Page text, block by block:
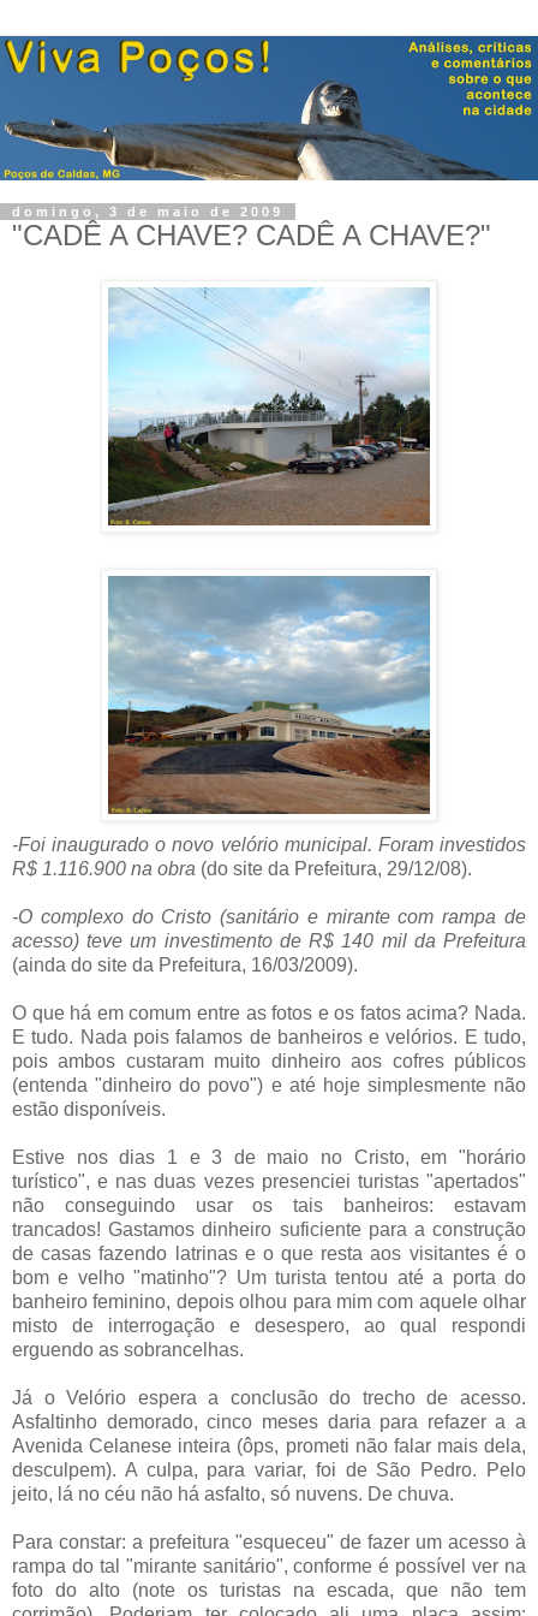
domingo, 3 de maio de 2009
"CADÊ A CHAVE? CADÊ A CHAVE?"
-Foi inaugurado o novo velório municipal. Foram investidos
R$ 1.116.900 na obra (do site da Prefeitura, 29/12/08).
-O complexo do Cristo (sanitário e mirante com rampa de
acesso) teve um investimento de R$ 140 mil da Prefeitura
(ainda do site da Prefeitura, 16/03/2009).
O que há em comum entre as fotos e os fatos acima? Nada.
E tudo. Nada pois falamos de banheiros e velórios. E tudo,
pois ambos custaram muito dinheiro aos cofres públicos
(entenda "dinheiro do povo") e até hoje simplesmente não
estão disponíveis.
Estive nos dias 1 e 3 de maio no Cristo, em "horário
turístico", e nas duas vezes presenciei turistas "apertados"
não conseguindo usar os tais banheiros: estavam
trancados! Gastamos dinheiro suficiente para a construção
de casas fazendo latrinas e o que resta aos visitantes é o
bom e velho "matinho"? Um turista tentou até a porta do
banheiro feminino, depois olhou para mim com aquele olhar
misto de interrogação e desespero, ao qual respondi
erguendo as sobrancelhas.
Já o Velório espera a conclusão do trecho de acesso.
Asfaltinho demorado, cinco meses daria para refazer a a
Avenida Celanese inteira (ôps, prometi não falar mais dela,
desculpem). A culpa, para variar, foi de São Pedro. Pelo
jeito, lá no céu não há asfalto, só nuvens. De chuva.
Para constar: a prefeitura "esqueceu" de fazer um acesso à
rampa do tal "mirante sanitário", conforme é possível ver na
foto do alto (note os turistas na escada, que não tem